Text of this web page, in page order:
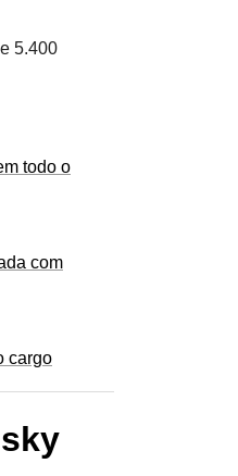
5.400
todo o
com
cargo